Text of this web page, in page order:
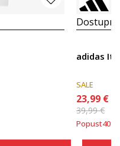
adidas
SALE
23,99 €
39,99€
Popust40%